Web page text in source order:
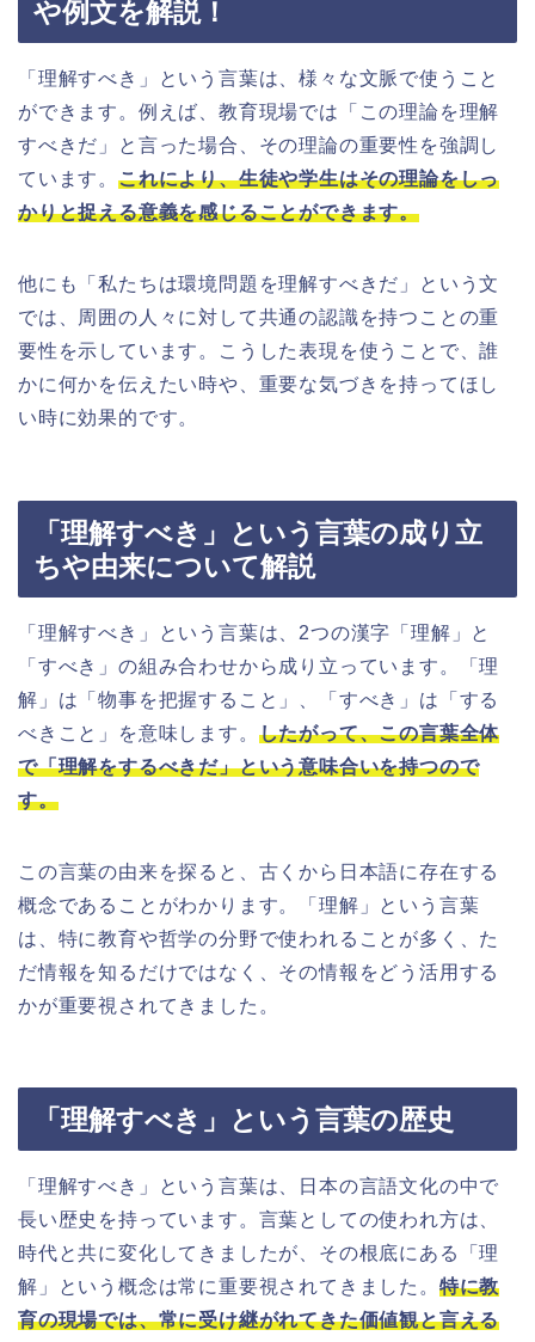
や例文を解説！
「理解すべき」という言葉は、様々な文脈で使うこと
ができます。例えば、教育現場では「この理論を理解
すべきだ」と言った場合、その理論の重要性を強調し
ています。 これにより、生徒や学生はその理論をしっ
かりと捉える意義を感じることができます。
他にも「私たちは環境問題を理解すべきだ」という文
では、周囲の人々に対して共通の認識を持つことの重
要性を示しています。こうした表現を使うことで、誰
かに何かを伝えたい時や、重要な気づきを持ってほし
い時に効果的です。
「理解すべき」という言葉の成り立
ちや由来について解説
「理解すべき」という言葉は、2つの漢字「理解」と
「すべき」の組み合わせから成り立っています。「理
解」は「物事を把握すること」、「すべき」は「する
べきこと」を意味します。 したがって、この言葉全体
で「理解をするべきだ」という意味合いを持つので
す。
この言葉の由来を探ると、古くから日本語に存在する
概念であることがわかります。「理解」という言葉
は、特に教育や哲学の分野で使われることが多く、た
だ情報を知るだけではなく、その情報をどう活用する
かが重要視されてきました。
「理解すべき」という言葉の歴史
「理解すべき」という言葉は、日本の言語文化の中で
長い歴史を持っています。言葉としての使われ方は、
時代と共に変化してきましたが、その根底にある「理
解」という概念は常に重要視されてきました。 特に教
育の現場では、常に受け継がれてきた価値観と言える